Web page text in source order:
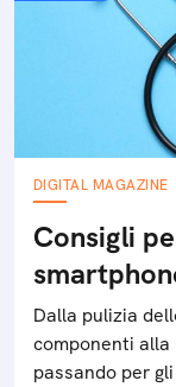
DIGITAL MAGAZINE
Consigli
Dalla pulizia
componenti
passando per